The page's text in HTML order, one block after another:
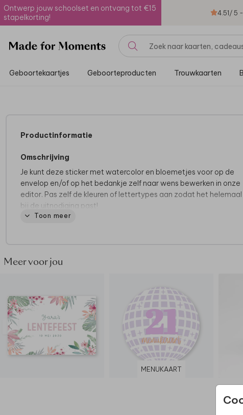
Ontwerp jouw schoolset en ontvang tot €15
stapelkorting!
4.51/ 5 -
Geboortekaartjes Geboorteproducten Trouwkaarten
Productinformatie
Omschrijving
Je kunt deze sticker met watercolor en bloemetjes voor op de
envelop en/of op het bedankje zelf naar wens bewerken in onze
editor. Pas zelf de kleuren of lettertypes aan zodat het helemaal
bij de uitnodiging past!
Toon meer
Meer voor jou
MENUKAART